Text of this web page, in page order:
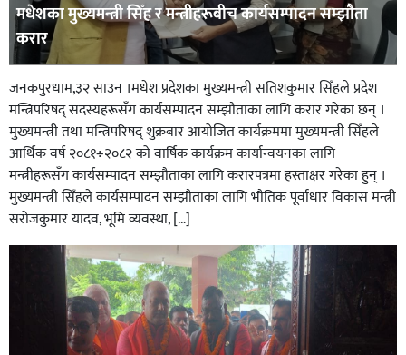
मधेशका मुख्यमन्त्री सिँह र मन्त्रीहरूबीच कार्यसम्पादन सम्झौता
करार
जनकपुरधाम,३२ साउन ।मधेश प्रदेशका मुख्यमन्त्री सतिशकुमार सिँहले प्रदेश
मन्त्रिपरिषद् सदस्यहरूसँग कार्यसम्पादन सम्झौताका लागि करार गरेका छन् ।
मुख्यमन्त्री तथा मन्त्रिपरिषद् शुक्रबार आयोजित कार्यक्रममा मुख्यमन्त्री सिँहले
आर्थिक वर्ष २०८१÷२०८२ को वार्षिक कार्यक्रम कार्यान्वयनका लागि
मन्त्रीहरूसँग कार्यसम्पादन सम्झौताका लागि करारपत्रमा हस्ताक्षर गरेका हुन् ।
मुख्यमन्त्री सिँहले कार्यसम्पादन सम्झौताका लागि भौतिक पूर्वाधार विकास मन्त्री
सरोजकुमार यादव, भूमि व्यवस्था, […]